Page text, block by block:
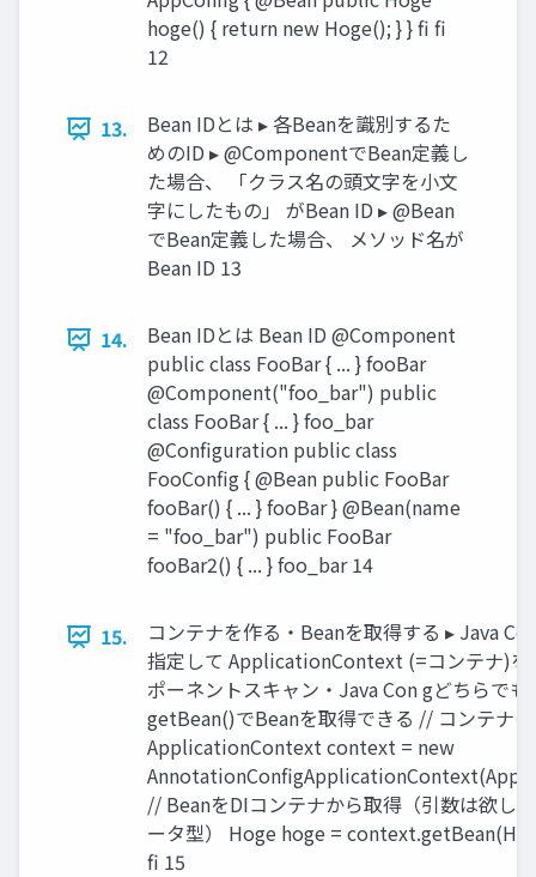
hoge() { return new Hoge(); } } fi fi
12
13.
Bean IDとは ▸ 各Beanを識別するた
めのID ▸ @ComponentでBean定義し
た場合、 「クラス名の頭文字を小文
字にしたもの」 がBean ID ▸ @Bean
でBean定義した場合、 メソッド名が
Bean ID 13
14.
Bean IDとは Bean ID @Component
public class FooBar { ... } fooBar
@Component("foo_bar") public
class FooBar { ... } foo_bar
@Configuration public class
FooConfig { @Bean public FooBar
fooBar() { ... } fooBar } @Bean(name
= "foo_bar") public FooBar
fooBar2() { ... } foo_bar 14
15.
コンテナを作る・Beanを取得する ▸ Java
指定して ApplicationContext (=コンテナ)を
ポーネントスキャン・Java Con gどちらでも
getBean()でBeanを取得できる // コンテナ
ApplicationContext context = new
// BeanをDIコンテナから取得（引数は欲し
ータ型） Hoge hoge =
fi 15